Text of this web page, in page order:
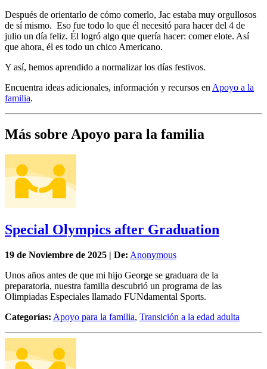
Después de orientarlo de cómo comerlo, Jac estaba muy orgullosos
de sí mismo. Eso fue todo lo que él necesitó para hacer del 4 de
julio un día feliz. Él logró algo que quería hacer: comer elote. Así
que ahora, él es todo un chico Americano.
Y así, hemos aprendido a normalizar los días festivos.
Encuentra ideas adicionales, información y recursos en Apoyo a la
familia.
Más sobre Apoyo para la familia
Special Olympics after Graduation
19 de Noviembre de 2025 | De: Anonymous
Unos años antes de que mi hijo George se graduara de la
preparatoria, nuestra familia descubrió un programa de las
Olimpiadas Especiales llamado FUNdamental Sports.
Categorías: Apoyo para la familia, Transición a la edad adulta